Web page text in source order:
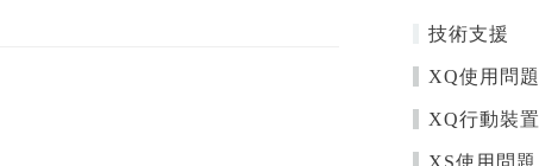
技術支援
XQ使用問題
XQ行動裝置
XS使用問題